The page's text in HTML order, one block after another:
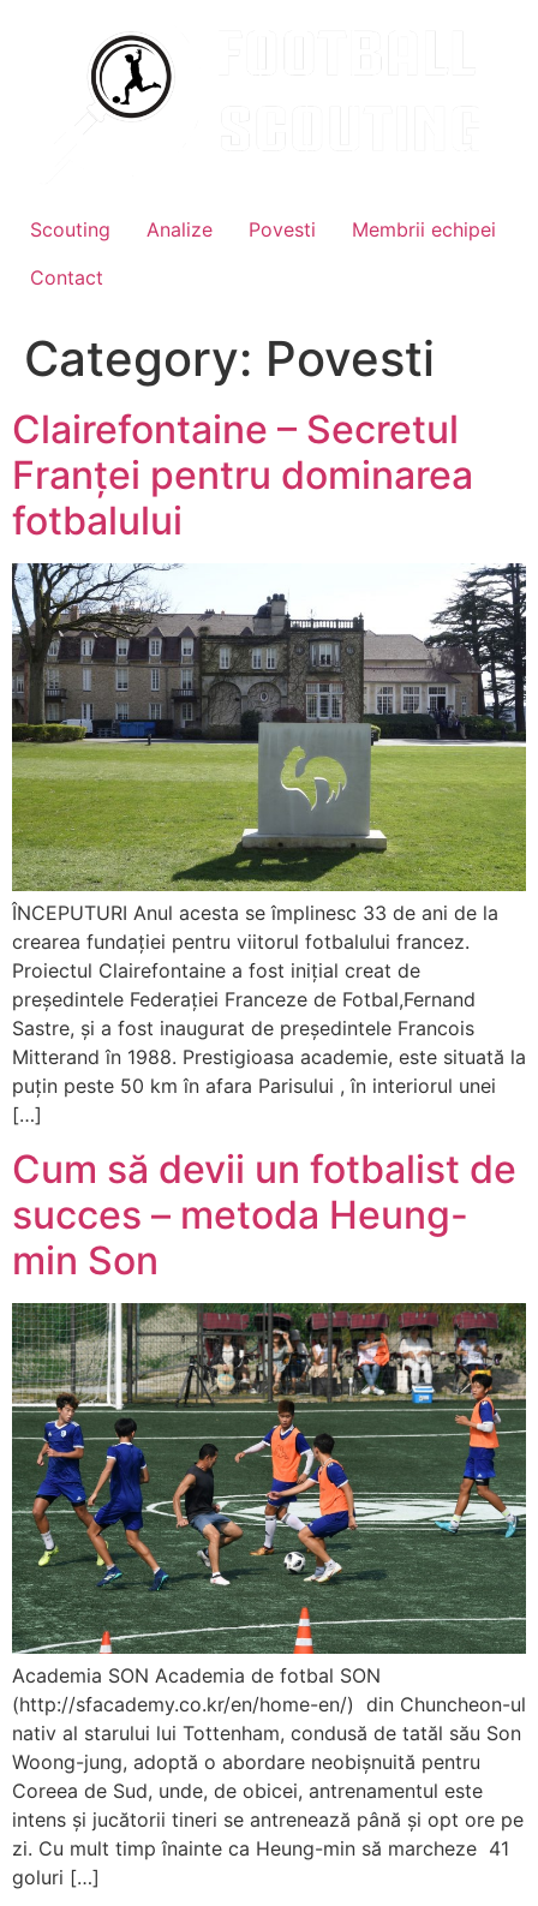
Scouting Analize Povesti
Membrii echipei
Contact
Category: Povesti
Clairefontaine – Secretul
Franței pentru dominarea
fotbalului
ÎNCEPUTURI Anul acesta se împlinesc 33 de ani de la
crearea fundației pentru viitorul fotbalului francez.
Proiectul Clairefontaine a fost inițial creat de
președintele Federației Franceze de Fotbal,Fernand
Sastre, și a fost inaugurat de președintele Francois
Mitterand în 1988. Prestigioasa academie, este situată la
puțin peste 50 km în afara Parisului , în interiorul unei
[…]
Cum să devii un fotbalist de
succes – metoda Heung-
min Son
Academia SON Academia de fotbal SON
(http://sfacademy.co.kr/en/home-en/) din Chuncheon-ul
nativ al starului lui Tottenham, condusă de tatăl său Son
Woong-jung, adoptă o abordare neobișnuită pentru
Coreea de Sud, unde, de obicei, antrenamentul este
intens și jucătorii tineri se antrenează până și opt ore pe
zi. Cu mult timp înainte ca Heung-min să marcheze 41
goluri […]